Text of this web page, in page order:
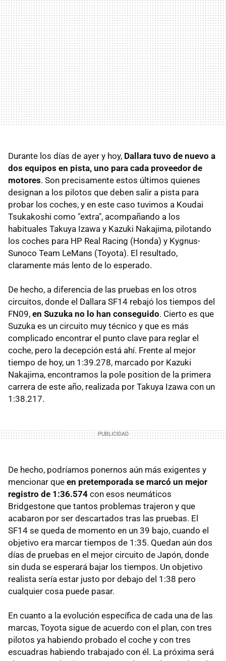
Durante los días de ayer y hoy, Dallara tuvo de nuevo a
dos equipos en pista, uno para cada proveedor de
motores. Son precisamente estos últimos quienes
designan a los pilotos que deben salir a pista para
probar los coches, y en este caso tuvimos a Koudai
Tsukakoshi como "extra", acompañando a los
habituales Takuya Izawa y Kazuki Nakajima, pilotando
los coches para HP Real Racing (Honda) y Kygnus-
Sunoco Team LeMans (Toyota). El resultado,
claramente más lento de lo esperado.
De hecho, a diferencia de las pruebas en los otros
circuitos, donde el Dallara SF14 rebajó los tiempos del
FN09, en Suzuka no lo han conseguido. Cierto es que
Suzuka es un circuito muy técnico y que es más
complicado encontrar el punto clave para reglar el
coche, pero la decepción está ahí. Frente al mejor
tiempo de hoy, un 1:39.278, marcado por Kazuki
Nakajima, encontramos la pole position de la primera
carrera de este año, realizada por Takuya Izawa con un
1:38.217.
De hecho, podríamos ponernos aún más exigentes y
mencionar que en pretemporada se marcó un mejor
registro de 1:36.574 con esos neumáticos
Bridgestone que tantos problemas trajeron y que
acabaron por ser descartados tras las pruebas. El
SF14 se queda de momento en un 39 bajo, cuando el
objetivo era marcar tiempos de 1:35. Quedan aún dos
días de pruebas en el mejor circuito de Japón, donde
sin duda se esperará bajar los tiempos. Un objetivo
realista sería estar justo por debajo del 1:38 pero
cualquier cosa puede pasar.
En cuanto a la evolución específica de cada una de las
marcas, Toyota sigue de acuerdo con el plan, con tres
pilotos ya habiendo probado el coche y con tres
escuadras habiendo trabajado con él. La próxima será